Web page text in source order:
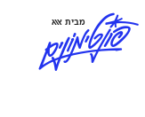
פונטימוניםמבית אאא